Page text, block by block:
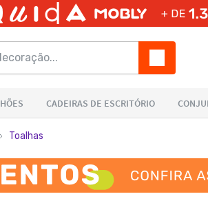
Toalhas